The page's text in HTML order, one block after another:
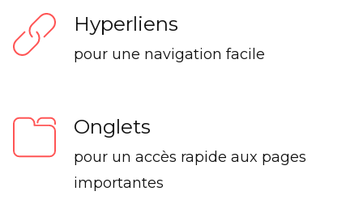
Hyperliens
pour une navigation facile
Onglets
pour un accès rapide aux pages
importantes